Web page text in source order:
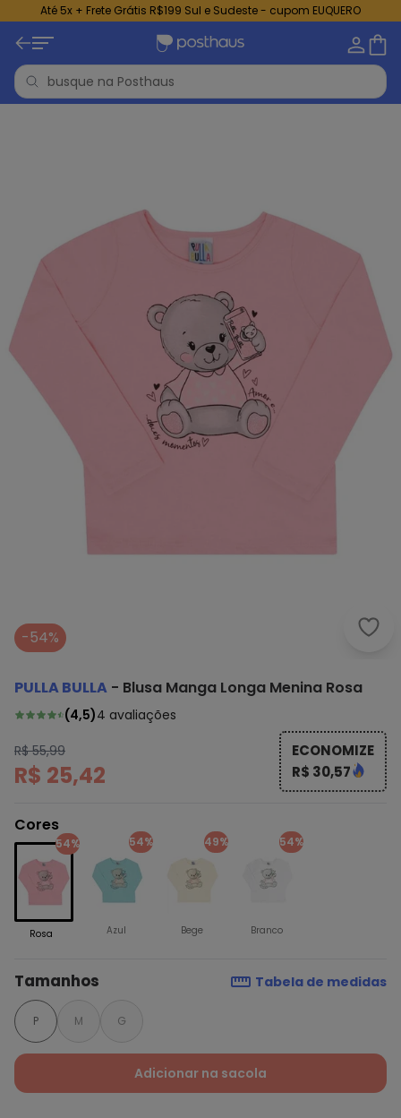
Até 5x + Frete Grátis R$199 Sul e Sudeste - cupom EUQUERO
-54%
PULLA BULLA - Blusa Manga Longa Menina Rosa
(4,5)4 avaliações
R$ 55,99
R$ 25,42
ECONOMIZE
R$ 30,57
Cores
54%
Rosa
54%
Azul
49%
Bege
54%
Branco
Tamanhos Tabela de medidas
P M G
Adicionar na sacola